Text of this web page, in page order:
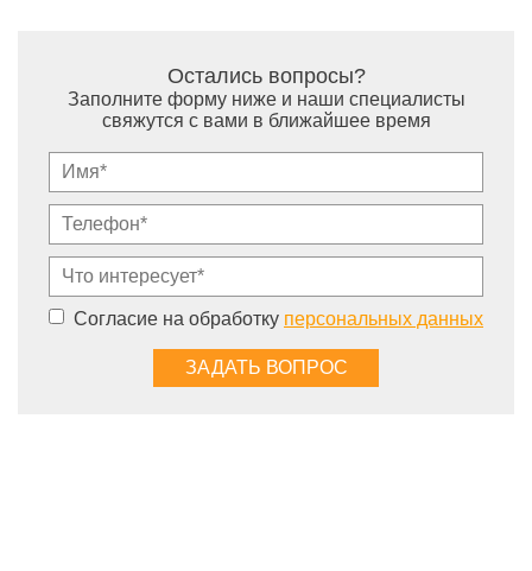
Остались вопросы?
Заполните форму ниже и наши специалисты
свяжутся с вами в ближайшее время
Согласие на обработку персональных данных